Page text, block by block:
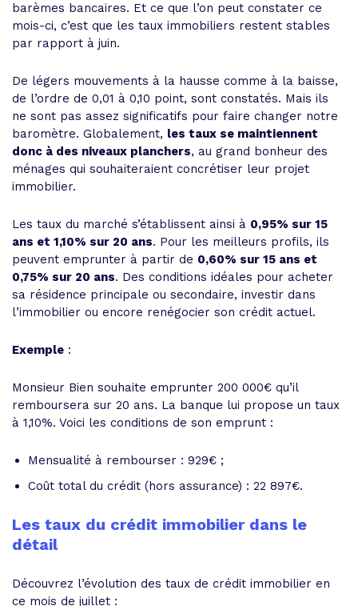
barèmes bancaires. Et ce que l’on peut constater ce
mois-ci, c’est que les taux immobiliers restent stables
par rapport à juin.
De légers mouvements à la hausse comme à la baisse,
de l’ordre de 0,01 à 0,10 point, sont constatés. Mais ils
ne sont pas assez significatifs pour faire changer notre
baromètre. Globalement, les taux se maintiennent
donc à des niveaux planchers, au grand bonheur des
ménages qui souhaiteraient concrétiser leur projet
immobilier.
Les taux du marché s’établissent ainsi à 0,95% sur 15
ans et 1,10% sur 20 ans. Pour les meilleurs profils, ils
peuvent emprunter à partir de 0,60% sur 15 ans et
0,75% sur 20 ans. Des conditions idéales pour acheter
sa résidence principale ou secondaire, investir dans
l’immobilier ou encore renégocier son crédit actuel.
Exemple :
Monsieur Bien souhaite emprunter 200 000€ qu’il
remboursera sur 20 ans. La banque lui propose un taux
à 1,10%. Voici les conditions de son emprunt :
Mensualité à rembourser : 929€ ;
Coût total du crédit (hors assurance) : 22 897€.
Les taux du crédit immobilier dans le
détail
Découvrez l’évolution des taux de crédit immobilier en
ce mois de juillet :